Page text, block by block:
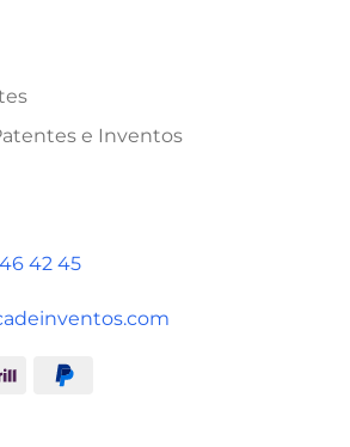
e Inventos
42 45